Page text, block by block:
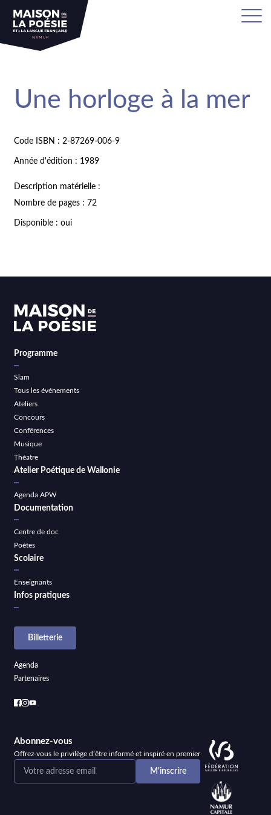
Une horloge à la mer
Code ISBN : 2-87269-006-9
Année d'édition : 1989
Description matérielle :
Nombre de pages : 72
Disponible : oui
Programme
Slam
Tous les événements
Ateliers
Concours
Conférences
Musique
Théatre
Atelier Poétique de Wallonie
Agenda APW
Documentation
Centre de doc
Poètes
Scolaire
Enseignants
Infos pratiques
Billetterie
Agenda
Partenaires
Abonnez-vous
Offrez-vous le privilège d’être informé et inspiré en premier